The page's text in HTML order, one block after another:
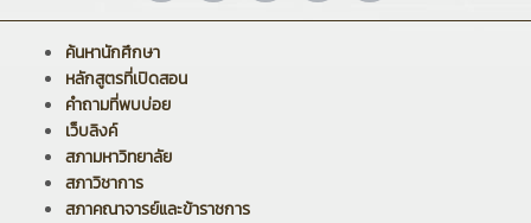
ค้นหานักศึกษา
หลักสูตรที่เปิดสอน
คำถามที่พบบ่อย
เว็บลิงค์
สภามหาวิทยาลัย
สภาวิชาการ
สภาคณาจารย์และข้าราชการ